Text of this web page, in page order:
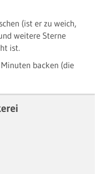
(ist er zu weich,
weitere Sterne
ist.
backen (die